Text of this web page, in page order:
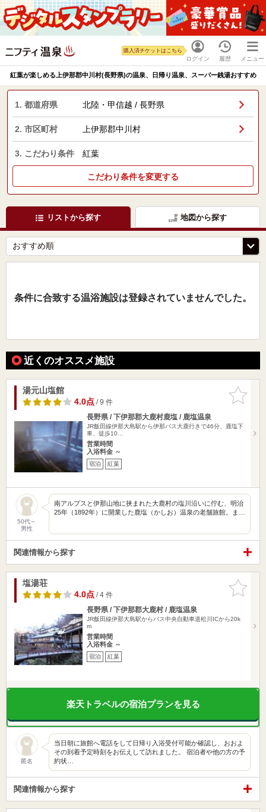
ログイン
購入済チケットはこちら
履歴 メニュー
紅葉が楽しめる上伊那郡中川村(長野県)の温泉、日帰り温泉、スーパー銭湯おすすめ
1. 都道府県 北陸・甲信越 / 長野県
2. 市区町村 上伊那郡中川村
3. こだわり条件 紅葉
こだわり条件を変更する
リストから探す 地図から探す
条件に合致する温浴施設は登録されていませんでした。
近くのオススメ施設
お気に入
りに追加
湯元山塩館
4.0点/ 9 件
長野県 / 下伊那郡大鹿村鹿塩 / 鹿塩温泉
JR飯田線伊那大島駅から伊那バス大鹿行きで46分、鹿塩下
車、徒歩10…
営業時間
入浴料金 ～
宿泊 紅葉
50代～
男性
南アルプスと伊那山地に挟まれた大鹿村の塩川沿いに佇む、明治
25年（1892年）に開業した鹿塩（かしお）温泉の老舗旅館。ま…
関連情報から探す
お気に入
りに追加
塩湯荘
4.0点/ 4 件
長野県 / 下伊那郡大鹿村 / 鹿塩温泉
JR飯田線伊那大島駅からバス中央自動車道松川ICから20k
m
営業時間
入浴料金 ～
宿泊 紅葉
楽天トラベルの宿泊プランを見る
匿名
当日朝に旅館へ電話をして日帰り入浴受付可能か確認し、おおよ
その到着予定時刻をお伝えして訪れました。 宿泊者や他の方の予
約状…
関連情報から探す